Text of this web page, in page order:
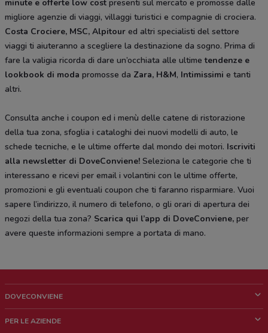
minute e offerte low cost presenti sul mercato e promosse dalle
migliore agenzie di viaggi, villaggi turistici e compagnie di crociera.
Costa Crociere, MSC, Alpitour ed altri specialisti del settore
viaggi ti aiuteranno a scegliere la destinazione da sogno. Prima di
fare la valigia ricorda di dare un’occhiata alle ultimetendenze e
lookbook di moda promosse da Zara, H&M, Intimissimi e tanti
altri.
Consulta anche i coupon ed i menù delle catene di ristorazione
della tua zona, sfoglia i cataloghi dei nuovi modelli di auto, le
schede tecniche, e le ultime offerte dal mondo dei motori. Iscriviti
alla newsletter di DoveConviene! Seleziona le categorie che ti
interessano e ricevi per email i volantini con le ultime offerte,
promozioni e gli eventuali coupon che ti faranno risparmiare. Vuoi
sapere l’indirizzo, il numero di telefono, o gli orari di apertura dei
negozi della tua zona? Scarica qui l’app di DoveConviene, per
avere queste informazioni sempre a portata di mano.
DOVECONVIENE
PER LE AZIENDE